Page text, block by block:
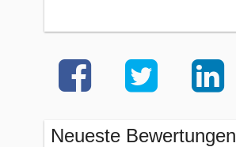
Neueste Bewertungen